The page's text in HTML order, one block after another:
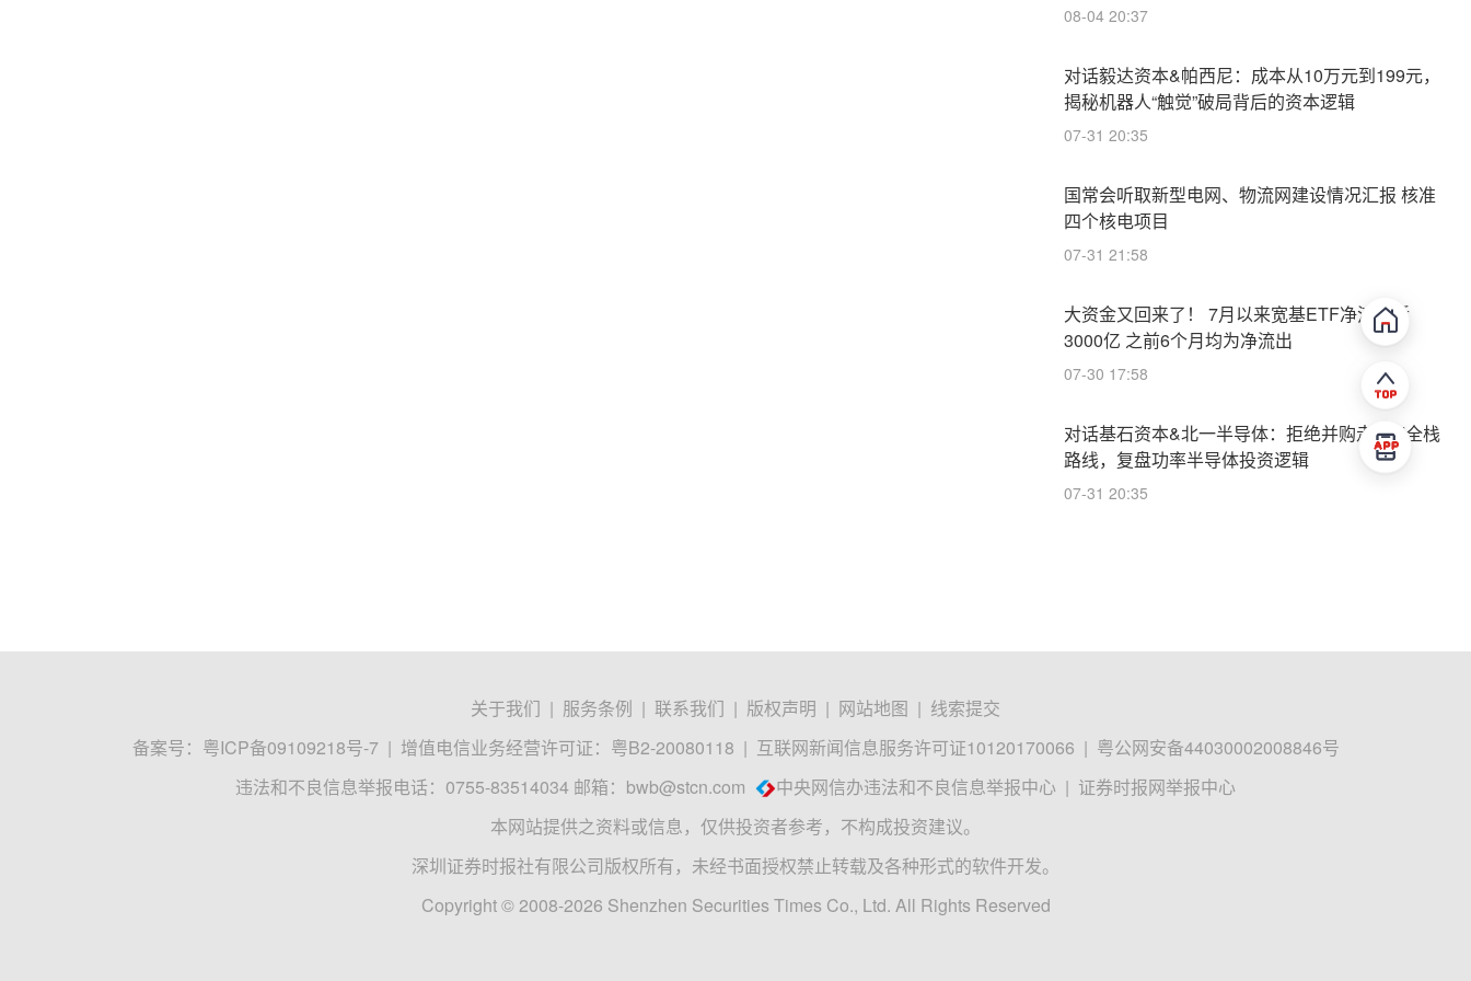
08-04 20:37
对话毅达资本&帕西尼：成本从10万元到199元，
揭秘机器人“触觉”破局背后的资本逻辑
07-31 20:35
国常会听取新型电网、物流网建设情况汇报 核准
四个核电项目
07-31 21:58
大资金又回来了！ 7月以来宽基ETF净流入近
3000亿 之前6个月均为净流出
07-30 17:58
对话基石资本&北一半导体：拒绝并购走IDM全栈
路线，复盘功率半导体投资逻辑
07-31 20:35
关于我们 | 服务条例 | 联系我们 | 版权声明 | 网站地图 | 线索提交
备案号： 粤ICP备09109218号-7 | 增值电信业务经营许可证：粤B2-20080118 | 互联网新闻信息服务许可证10120170066 | 粤公网安备44030002008846号
违法和不良信息举报电话：0755-83514034 邮箱： bwb@stcn.com 中央网信办违法和不良信息举报中心 | 证券时报网举报中心
本网站提供之资料或信息，仅供投资者参考，不构成投资建议。
深圳证券时报社有限公司版权所有，未经书面授权禁止转载及各种形式的软件开发。
Copyright © 2008-2026 Shenzhen Securities Times Co., Ltd. All Rights Reserved